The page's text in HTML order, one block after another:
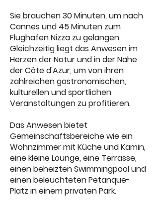
Sie brauchen 30 Minuten, um nach
Cannes und 45 Minuten zum
Flughafen Nizza zu gelangen.
Gleichzeitig liegt das Anwesen im
Herzen der Natur und in der Nähe
der Côte d'Azur, um von ihren
zahlreichen gastronomischen,
kulturellen und sportlichen
Veranstaltungen zu profitieren.
Das Anwesen bietet
Gemeinschaftsbereiche wie ein
Wohnzimmer mit Küche und Kamin,
eine kleine Lounge, eine Terrasse,
einen beheizten Swimmingpool und
einen beleuchteten Petanque-
Platz in einem privaten Park.